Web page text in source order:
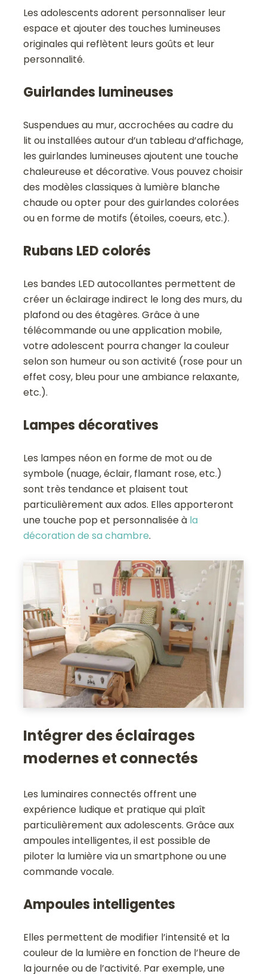
Les adolescents adorent personnaliser leur
espace et ajouter des touches lumineuses
originales qui reflètent leurs goûts et leur
personnalité.
Guirlandes lumineuses
Suspendues au mur, accrochées au cadre du
lit ou installées autour d’un tableau d’affichage,
les guirlandes lumineuses ajoutent une touche
chaleureuse et décorative. Vous pouvez choisir
des modèles classiques à lumière blanche
chaude ou opter pour des guirlandes colorées
ou en forme de motifs (étoiles, coeurs, etc.).
Rubans LED colorés
Les bandes LED autocollantes permettent de
créer un éclairage indirect le long des murs, du
plafond ou des étagères. Grâce à une
télécommande ou une application mobile,
votre adolescent pourra changer la couleur
selon son humeur ou son activité (rose pour un
effet cosy, bleu pour une ambiance relaxante,
etc.).
Lampes décoratives
Les lampes néon en forme de mot ou de
symbole (nuage, éclair, flamant rose, etc.)
sont très tendance et plaisent tout
particulièrement aux ados. Elles apporteront
une touche pop et personnalisée à la
décoration de sa chambre.
Intégrer des éclairages
modernes et connectés
Les luminaires connectés offrent une
expérience ludique et pratique qui plaît
particulièrement aux adolescents. Grâce aux
ampoules intelligentes, il est possible de
piloter la lumière via un smartphone ou une
commande vocale.
Ampoules intelligentes
Elles permettent de modifier l’intensité et la
couleur de la lumière en fonction de l’heure de
la journée ou de l’activité. Par exemple, une